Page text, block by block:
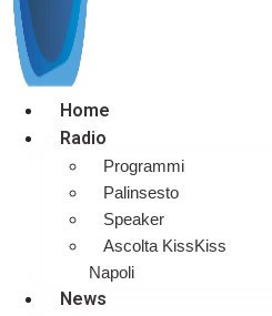
Home
Radio
Programmi
Palinsesto
Speaker
Ascolta KissKiss
Napoli
News